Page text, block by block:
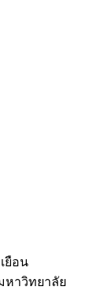
ยือน
หาวิทยาลัย